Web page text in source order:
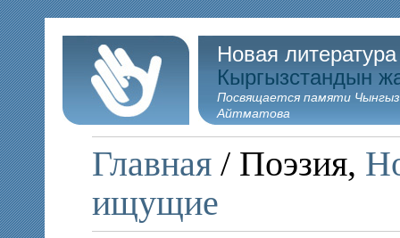
Новая
Кыргызстандын
Посвящается памяти
Айтматова
Главная / Поэзия,
ищущие